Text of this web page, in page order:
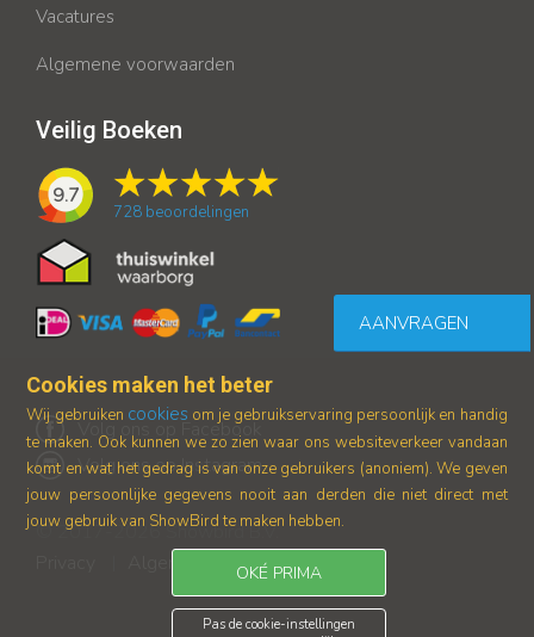
AANVRAGEN
Vacatures
Algemene voorwaarden
Veilig Boeken
9.7
728 beoordelingen
© 2017-2026 Showbird B.V.
Algemene voorwaarden
Volg ons op Facebook
Volg ons op Instagram
Cookies maken het beter
Wij gebruiken cookies om je gebruikservaring persoonlijk en handig
te maken. Ook kunnen we zo zien waar ons websiteverkeer vandaan
komt en wat het gedrag is van onze gebruikers (anoniem). We geven
jouw persoonlijke gegevens nooit aan derden die niet direct met
jouw gebruik van ShowBird te maken hebben.
OKÉ PRIMA
Pas de cookie-instellingen